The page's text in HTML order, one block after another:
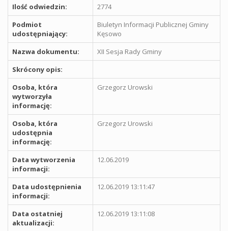
Ilość odwiedzin:
2774
Podmiot
udostępniający:
Biuletyn Informacji Publicznej Gminy
Kęsowo
Nazwa dokumentu:
XII Sesja Rady Gminy
Skrócony opis:
Osoba, która
wytworzyła
informację:
Grzegorz Urowski
Osoba, która
udostępnia
informację:
Grzegorz Urowski
Data wytworzenia
informacji:
12.06.2019
Data udostępnienia
informacji:
12.06.2019 13:11:47
Data ostatniej
aktualizacji:
12.06.2019 13:11:08